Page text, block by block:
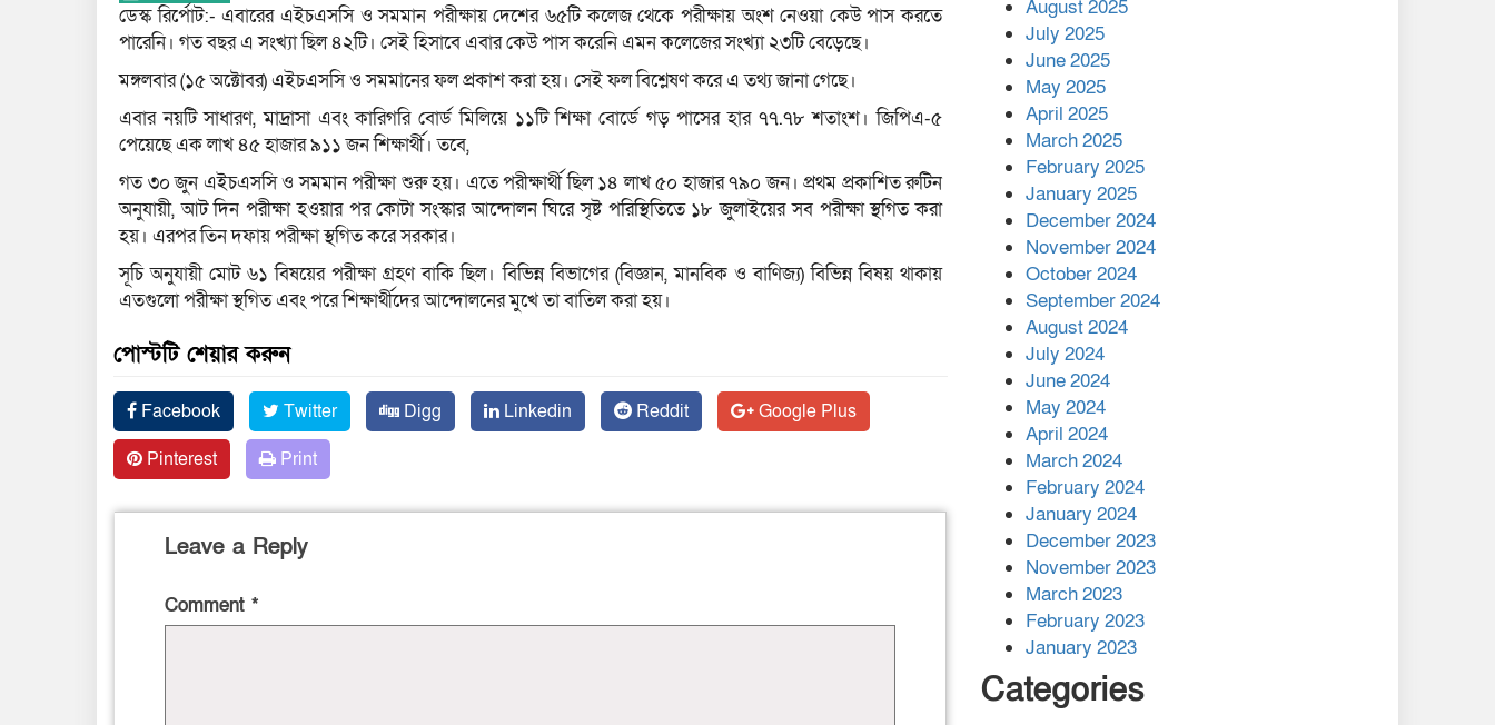
ডেস্ক রির্পোট:- এবারের এইচএসসি ও সমমান পরীক্ষায় দেশের ৬৫টি কলেজ থেকে পরীক্ষায় অংশ নেওয়া কেউ পাস করতে
পারেনি। গত বছর এ সংখ্যা ছিল ৪২টি। সেই হিসাবে এবার কেউ পাস করেনি এমন কলেজের সংখ্যা ২৩টি বেড়েছে।
মঙ্গলবার (১৫ অক্টোবর) এইচএসসি ও সমমানের ফল প্রকাশ করা হয়। সেই ফল বিশ্লেষণ করে এ তথ্য জানা গেছে।
এবার নয়টি সাধারণ, মাদ্রাসা এবং কারিগরি বোর্ড মিলিয়ে ১১টি শিক্ষা বোর্ডে গড় পাসের হার ৭৭.৭৮ শতাংশ। জিপিএ-৫
পেয়েছে এক লাখ ৪৫ হাজার ৯১১ জন শিক্ষার্থী। তবে,
গত ৩০ জুন এইচএসসি ও সমমান পরীক্ষা শুরু হয়। এতে পরীক্ষার্থী ছিল ১৪ লাখ ৫০ হাজার ৭৯০ জন। প্রথম প্রকাশিত রুটিন
অনুযায়ী, আট দিন পরীক্ষা হওয়ার পর কোটা সংস্কার আন্দোলন ঘিরে সৃষ্ট পরিস্থিতিতে ১৮ জুলাইয়ের সব পরীক্ষা স্থগিত করা
হয়। এরপর তিন দফায় পরীক্ষা স্থগিত করে সরকার।
সূচি অনুযায়ী মোট ৬১ বিষয়ের পরীক্ষা গ্রহণ বাকি ছিল। বিভিন্ন বিভাগের (বিজ্ঞান, মানবিক ও বাণিজ্য) বিভিন্ন বিষয় থাকায়
এতগুলো পরীক্ষা স্থগিত এবং পরে শিক্ষার্থীদের আন্দোলনের মুখে তা বাতিল করা হয়।
পোস্টটি শেয়ার করুন
Facebook Twitter Digg Linkedin Reddit
Google Plus
Pinterest
Print
Leave a Reply
Comment *
মোকাবিলায় সহায়তার আশ্বাস
এক বিলিয়ন ডলার বিনিয়োগ
হবে আনোয়ারায়
বান্দরবানে বন্যায় ক্ষতিগ্রস্তদের
মাঝে সহায়তা দিলেন সাচিং প্রু
জেরী
August 2025
July 2025
June 2025
May 2025
April 2025
March 2025
February 2025
January 2025
December 2024
November 2024
October 2024
September 2024
August 2024
July 2024
June 2024
May 2024
April 2024
March 2024
February 2024
January 2024
December 2023
November 2023
March 2023
February 2023
January 2023
Categories